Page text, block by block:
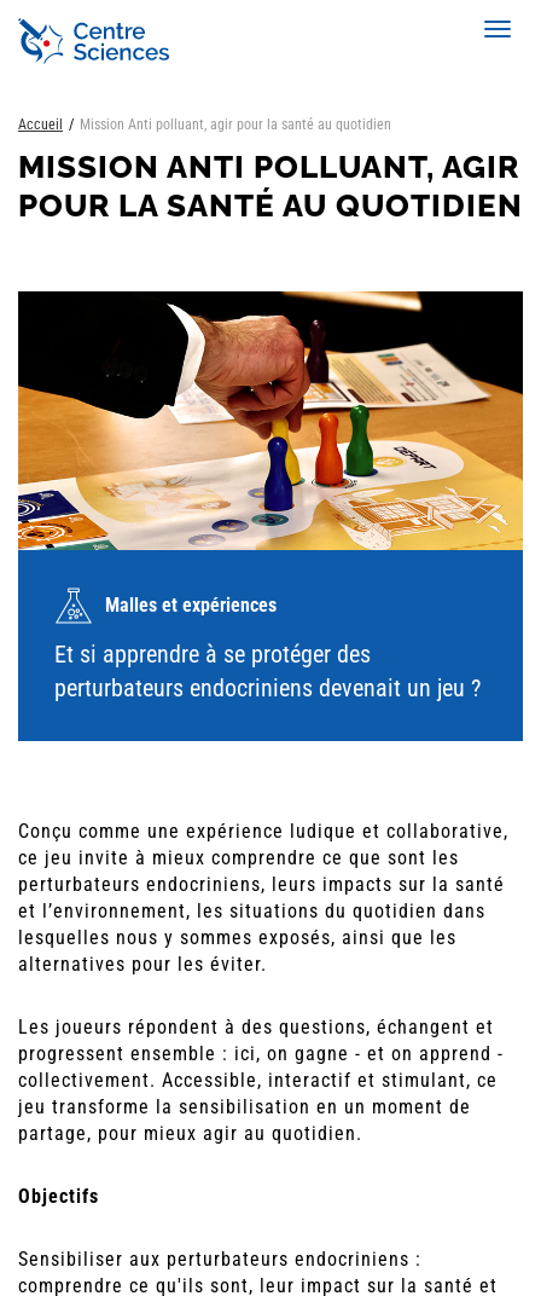
Aller
contenu
Accueil Mission Anti polluant, agir pour la santé au quotidien
MISSION ANTI POLLUANT, AGIR
POUR LA SANTÉ AU QUOTIDIEN
Malles et expériences
Et si apprendre à se protéger des
perturbateurs endocriniens devenait un jeu ?
Conçu comme une expérience ludique et collaborative,
ce jeu invite à mieux comprendre ce que sont les
perturbateurs endocriniens, leurs impacts sur la santé
et l’environnement, les situations du quotidien dans
lesquelles nous y sommes exposés, ainsi que les
alternatives pour les éviter.
Les joueurs répondent à des questions, échangent et
progressent ensemble : ici, on gagne - et on apprend -
collectivement. Accessible, interactif et stimulant, ce
jeu transforme la sensibilisation en un moment de
partage, pour mieux agir au quotidien.
Objectifs
Sensibiliser aux perturbateurs endocriniens :
comprendre ce qu'ils sont, leur impact sur la santé et